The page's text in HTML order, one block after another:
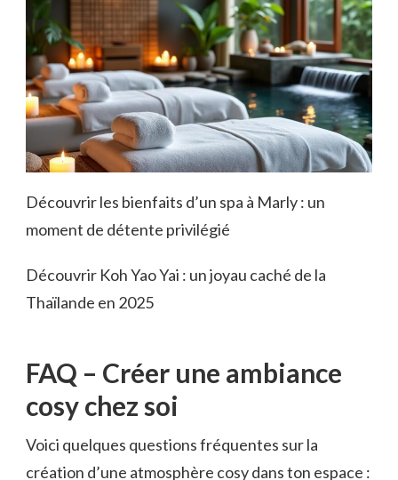
Découvrir les bienfaits d’un spa à Marly : un
moment de détente privilégié
Découvrir Koh Yao Yai : un joyau caché de la
Thaïlande en 2025
FAQ – Créer une ambiance
cosy chez soi
Voici quelques questions fréquentes sur la
création d’une atmosphère cosy dans ton espace :